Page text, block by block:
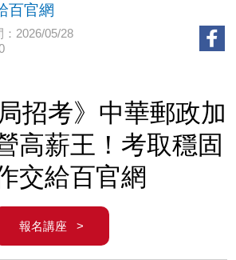
百官網
：2026/05/28
招考》中華郵政加
高薪王！考取穩固
交給百官網
報名講座 >